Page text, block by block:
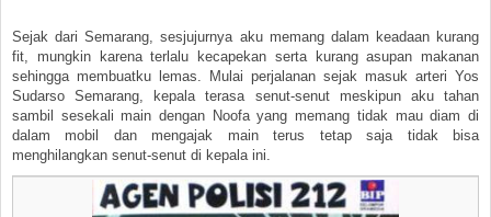
Sejak dari Semarang, sesjujurnya aku memang dalam keadaan kurang
fit, mungkin karena terlalu kecapekan serta kurang asupan makanan
sehingga membuatku lemas. Mulai perjalanan sejak masuk arteri Yos
Sudarso Semarang, kepala terasa senut-senut meskipun aku tahan
sambil sesekali main dengan Noofa yang memang tidak mau diam di
dalam mobil dan mengajak main terus tetap saja tidak bisa
menghilangkan senut-senut di kepala ini.